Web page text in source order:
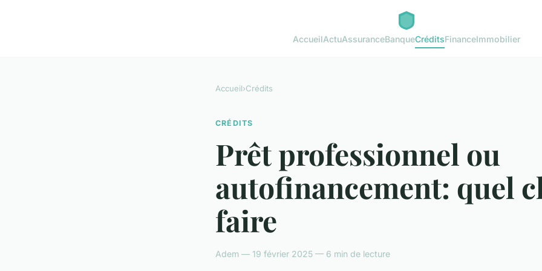
AccueilActuAssuranceBanqueCréditsFinanceImmobilier
Accueil›Crédits
CRÉDITS
Prêt professionnel ou
autofinancement: quel
faire
Adem — 19 février 2025 — 6 min de lecture